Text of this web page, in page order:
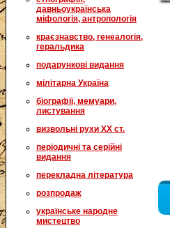
давньоукраїнська
міфологія, антропологія
краєзнавство, генеалогія,
геральдика
подарункові видання
мілітарна Україна
біографії, мемуари,
листування
визвольні рухи XX ст.
періодичні та серійні
видання
перекладна література
розпродаж
українське народне
мистецтво